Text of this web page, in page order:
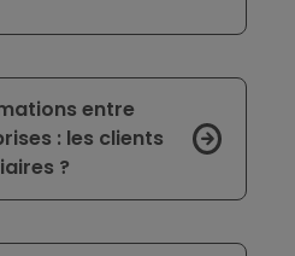
entre
: les clients
?